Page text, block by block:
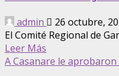
admin
26 octubre,
El Comité Regional de
Leer Más
A Casanare le